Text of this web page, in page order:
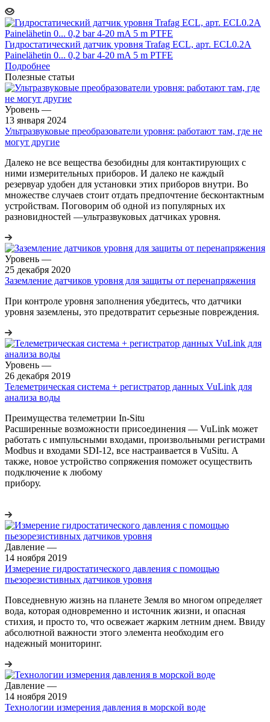
Гидростатический датчик уровня Trafag ECL, арт. ECL0.2A
Painelähetin 0... 0,2 bar 4-20 mA 5 m PTFE
Подробнее
Полезные статьи
Уровень —
13 января 2024
Ультразвуковые преобразователи уровня: работают там, где не
могут другие
Далеко не все вещества безобидны для контактирующих с
ними измерительных приборов. И далеко не каждый
резервуар удобен для установки этих приборов внутри. Во
множестве случаев стоит отдать предпочтение бесконтактным
устройствам. Поговорим об одной из популярных их
разновидностей —ультразвуковых датчиках уровня.
Уровень —
25 декабря 2020
Заземление датчиков уровня для защиты от перенапряжения
При контроле уровня заполнения убедитесь, что датчики
уровня заземлены, это предотвратит серьезные повреждения.
Уровень —
26 декабря 2019
Телеметрическая система + регистратор данных VuLink для
анализа воды
Преимущества телеметрии In-Situ
Расширенные возможности присоединения — VuLink может
работать с импульсными входами, произвольными регистрами
Modbus и входами SDI-12, все настраивается в VuSitu. А
также, новое устройство сопряжения поможет осуществить
подключение к любому
Давление —
14 ноября 2019
Измерение гидростатического давления с помощью
пьезорезистивных датчиков уровня
Повседневную жизнь на планете Земля во многом определяет
вода, которая одновременно и источник жизни, и опасная
стихия, и просто то, что освежает жарким летним днем. Ввиду
абсолютной важности этого элемента необходим его
надежный мониторинг.
Давление —
14 ноября 2019
Технологии измерения давления в морской воде